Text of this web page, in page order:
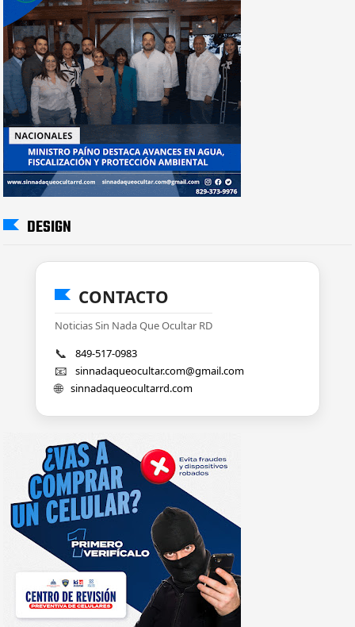
DESIGN
CONTACTO
Noticias Sin Nada Que Ocultar RD
📞 849-517-0983
📧 sinnadaqueocultar.com@gmail.com
🌐 sinnadaqueocultarrd.com